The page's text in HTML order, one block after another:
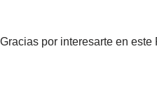
Gracias por interesarte en este